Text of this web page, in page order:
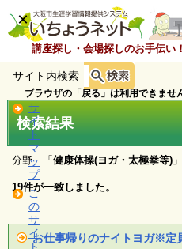
講座探し・会場探しのお手伝い！
×
ホ
ー
ム
お
知
ら
せ
サイト内検索
サ
イ
ト
マ
ッ
プ
こ
の
サ
イ
ブラウザの「戻る」は利用できませ
検索結果
分野 「 健康体操(ヨガ・太極拳等) 」
19件が一致しました。
お仕事帰りのナイトヨガ※定